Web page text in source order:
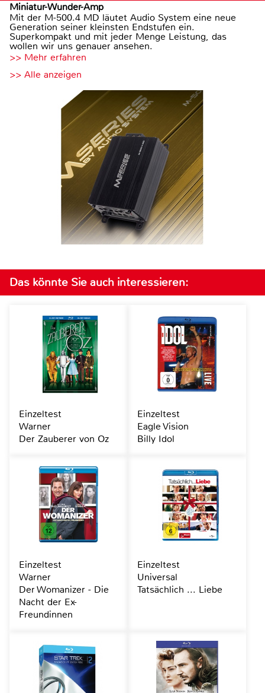
Miniatur-Wunder-Amp
Mit der M-500.4 MD läutet Audio System eine neue
Generation seiner kleinsten Endstufen ein.
Superkompakt und mit jeder Menge Leistung, das
wollen wir uns genauer ansehen.
>> Mehr erfahren
>> Alle anzeigen
Das könnte Sie auch interessieren:
Einzeltest
Warner
Der Zauberer von Oz
Einzeltest
Eagle Vision
Billy Idol
Einzeltest
Warner
Der Womanizer - Die
Nacht der Ex-
Freundinnen
Einzeltest
Universal
Tatsächlich ... Liebe